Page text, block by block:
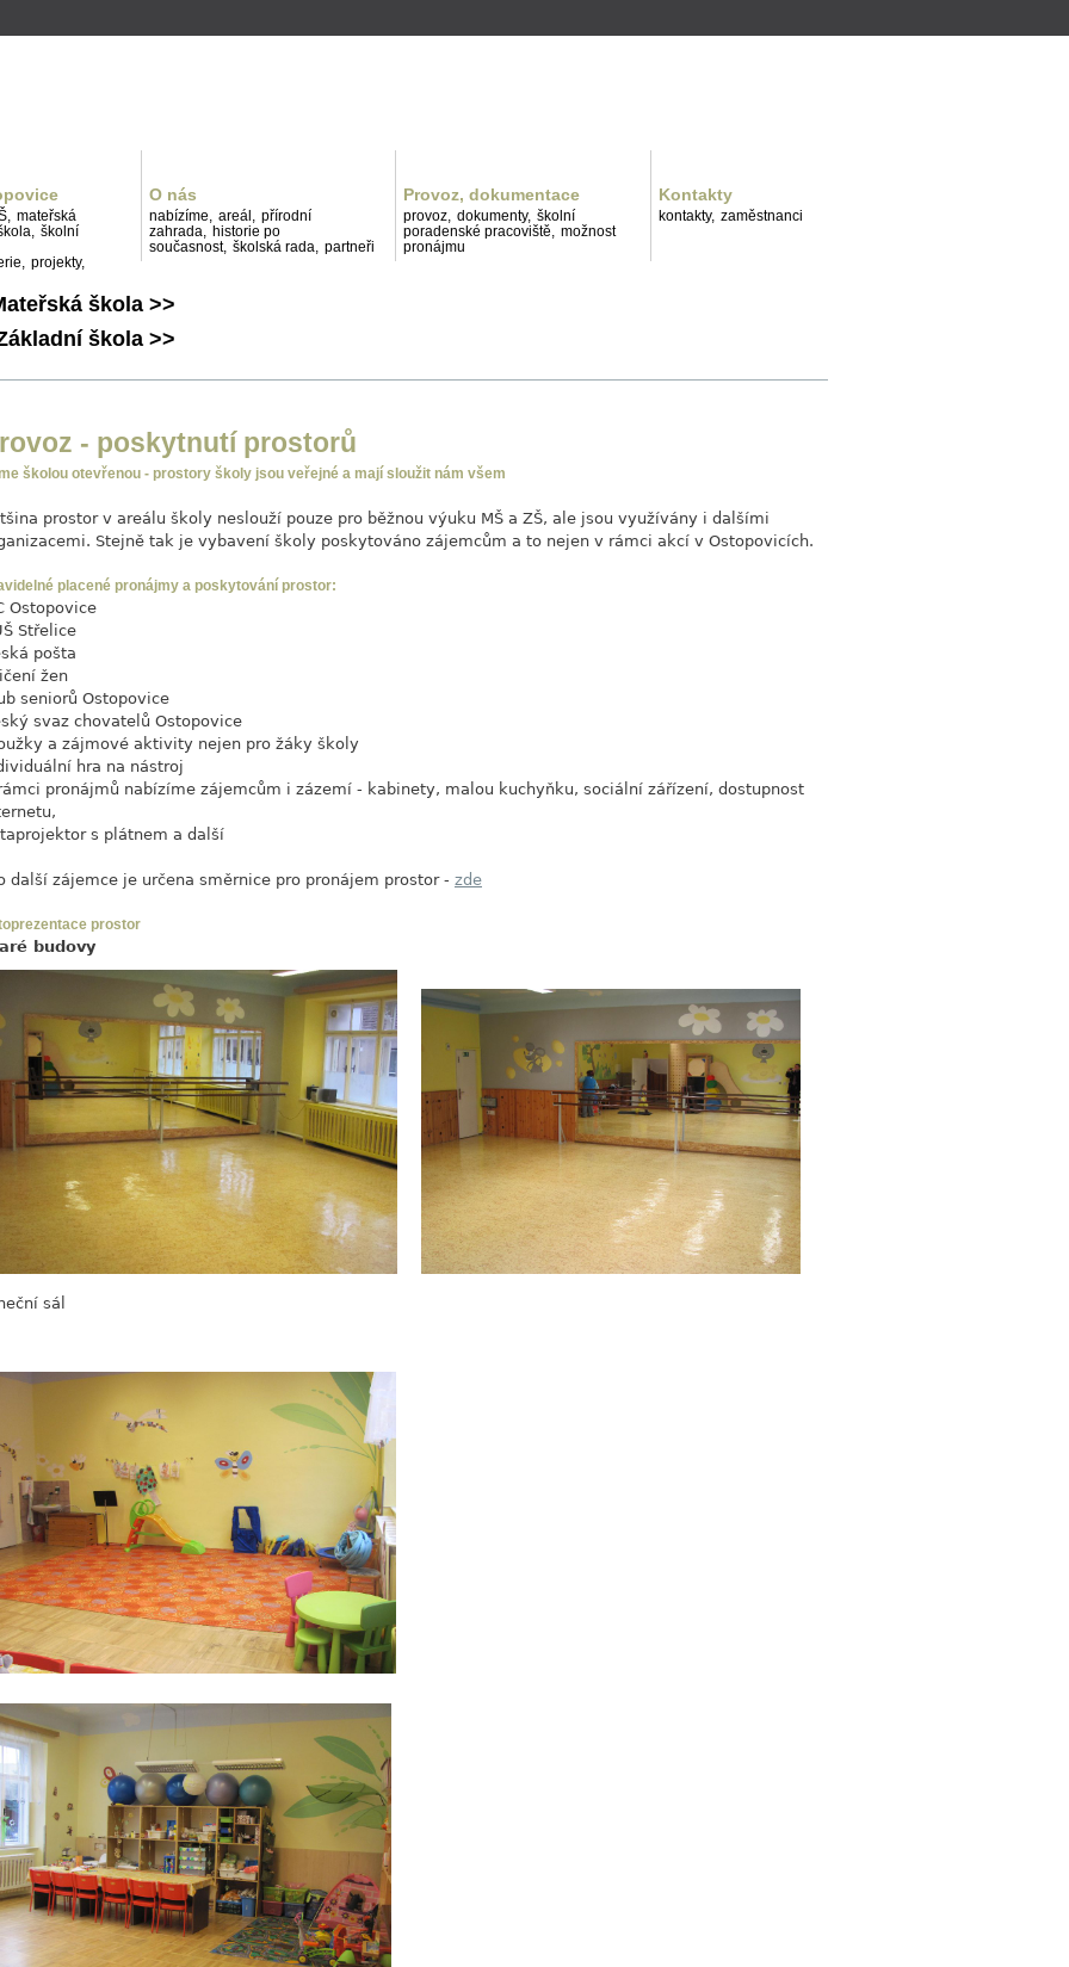
mateřská
školní
projekty,
O nás
nabízíme, areál, přírodní
zahrada, historie po
současnost, školská rada, partneři
Provoz, dokumentace
provoz, dokumenty, školní
poradenské pracoviště, možnost
pronájmu
Kontakty
kontakty, zaměstnanci
škola >>
škola >>
- poskytnutí prostorů
školou otevřenou - prostory školy jsou veřejné a mají sloužit nám všem
prostor v areálu školy neslouží pouze pro běžnou výuku MŠ a ZŠ, ale jsou využívány i dalšími
Stejně tak je vybavení školy poskytováno zájemcům a to nejen v rámci akcí v Ostopovicích.
placené pronájmy a poskytování prostor:
Ostopovice
Střelice
pošta
žen
seniorů Ostopovice
svaz chovatelů Ostopovice
a zájmové aktivity nejen pro žáky školy
hra na nástroj
pronájmů nabízíme zájemcům i zázemí - kabinety, malou kuchyňku, sociální zářízení, dostupnost
s plátnem a další
další zájemce je určena směrnice pro pronájem prostor - zde
prostor
budovy
sál